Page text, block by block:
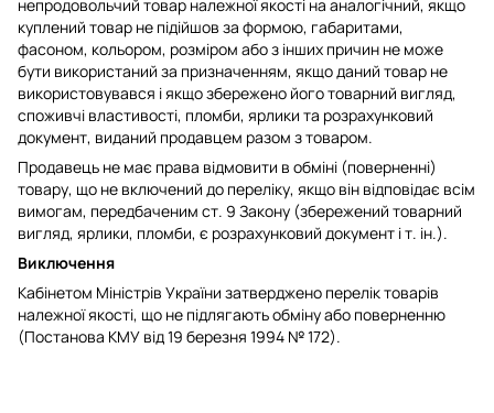
непродовольчий товар належної якості на аналогічний, якщо
куплений товар не підійшов за формою, габаритами,
фасоном, кольором, розміром або з інших причин не може
бути використаний за призначенням, якщо даний товар не
використовувався і якщо збережено його товарний вигляд,
споживчі властивості, пломби, ярлики та розрахунковий
документ, виданий продавцем разом з товаром.
Продавець не має права відмовити в обміні (поверненні)
товару, що не включений до переліку, якщо він відповідає всім
вимогам, передбаченим ст. 9 Закону (збережений товарний
вигляд, ярлики, пломби, є розрахунковий документ і т. ін.).
Виключення
Кабінетом Міністрів України затверджено перелік товарів
належної якості, що не підлягають обміну або поверненню
(Постанова КМУ від 19 березня 1994 № 172).